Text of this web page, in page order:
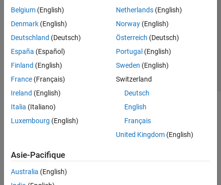
Belgium (English)
Denmark (English)
Deutschland (Deutsch)
España (Español)
Finland (English)
France (Français)
Ireland (English)
Italia (Italiano)
Luxembourg (English)
Netherlands(English)
Norway(English)
Österreich (Deutsch)
Portugal (English)
Sweden (English)
Switzerland
Deutsch
English
Français
United Kingdom(English)
Asie-Pacifique
Australia (English)
Lutte anti-piratage
Contacts locaux
© 1994-2026 The MathWorks, Inc.